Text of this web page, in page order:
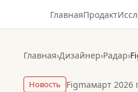
ГлавнаяПродакт
Главная›Дизайнер›Радар›
Новость Figmaмарт 2026